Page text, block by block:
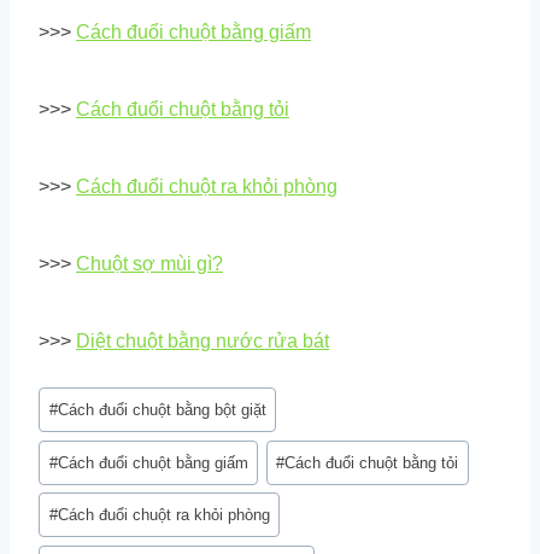
>>> Cách đuổi chuột bằng giấm
>>> Cách đuổi chuột bằng tỏi
>>> Cách đuổi chuột ra khỏi phòng
>>> Chuột sợ mùi gì?
>>> Diệt chuột bằng nước rửa bát
Post
Tags:
#Cách đuổi chuột bằng bột giặt
#Cách đuổi chuột bằng giấm #Cách đuổi chuột bằng tỏi
#Cách đuổi chuột ra khỏi phòng